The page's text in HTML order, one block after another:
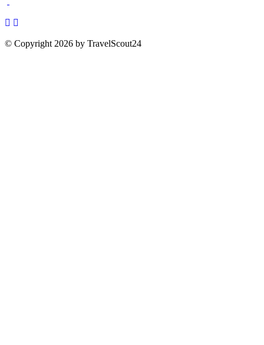
© Copyright 2026 by TravelScout24